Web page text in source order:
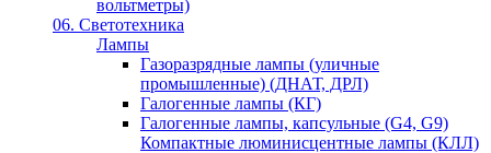
вольтметры)
06. Светотехника
Лампы
Газоразрядные лампы (уличные
промышленные) (ДНАТ, ДРЛ)
Галогенные лампы (КГ)
Галогенные лампы, капсульные (G4, G9)
Компактные люминисцентные лампы (КЛЛ)